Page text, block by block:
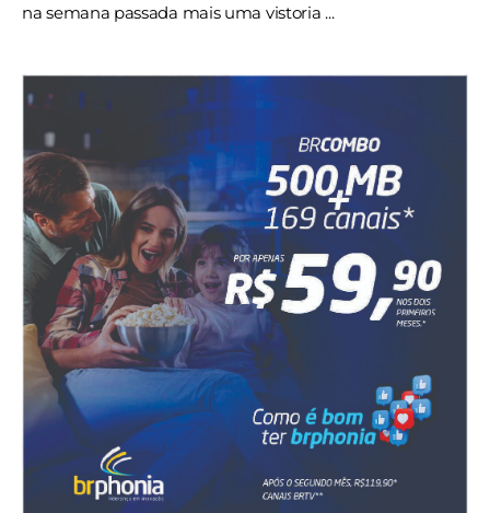
na semana passada mais uma vistoria ...